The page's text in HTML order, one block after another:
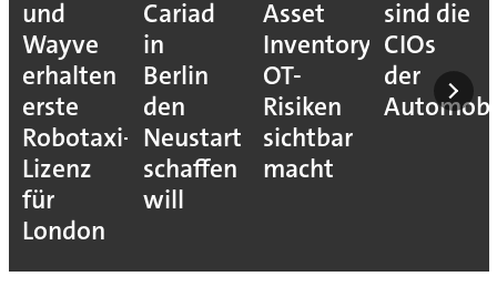
und
Wayve
erhalten
erste
Robotaxi-
Lizenz
für
London
Cariad
in
Berlin
den
Neustart
schaffen
will
Asset
Inventory
OT-
Risiken
sichtbar
macht
sind die
CIOs
der